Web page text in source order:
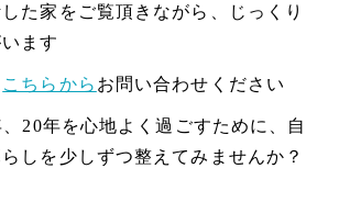
た家をご覧頂きながら、じっくり
ます
こちらから お問い合わせください
20年を心地よく過ごすために、自
しを少しずつ整えてみませんか？